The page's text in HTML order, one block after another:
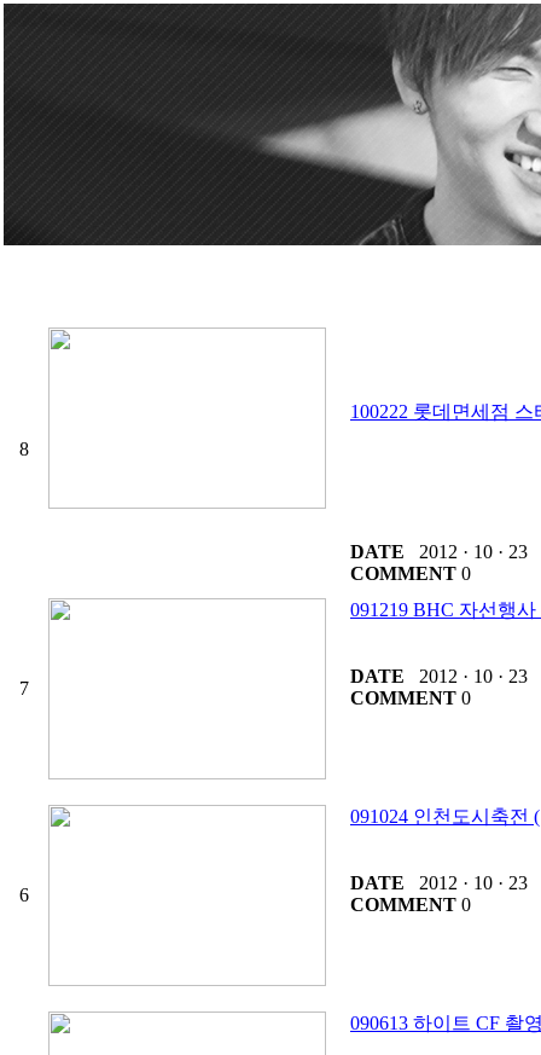
8
100222 롯데면세점
DATE 2012 · 10 · 23
COMMENT 0
7
091219 BHC 자선행
DATE 2012 · 10 · 23
COMMENT 0
6
091024 인천도시축전
DATE 2012 · 10 · 23
COMMENT 0
090613 하이트 CF 촬